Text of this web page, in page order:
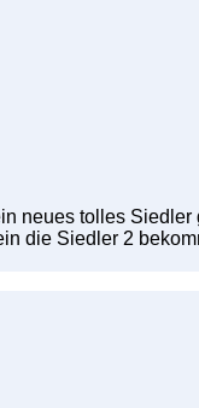
neues tolles
die Siedler 2